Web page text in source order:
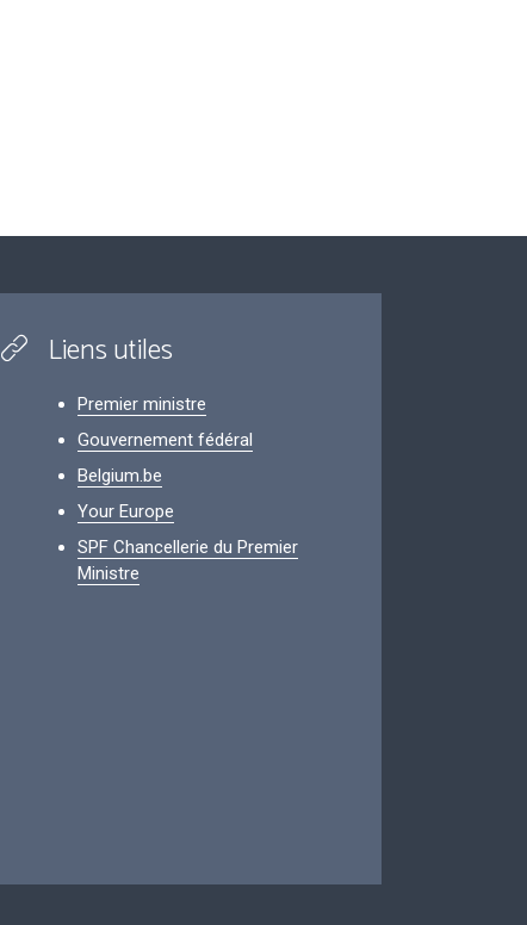
Liens utiles
Premier ministre
Gouvernement fédéral
Belgium.be
Your Europe
SPF Chancellerie du Premier
Ministre